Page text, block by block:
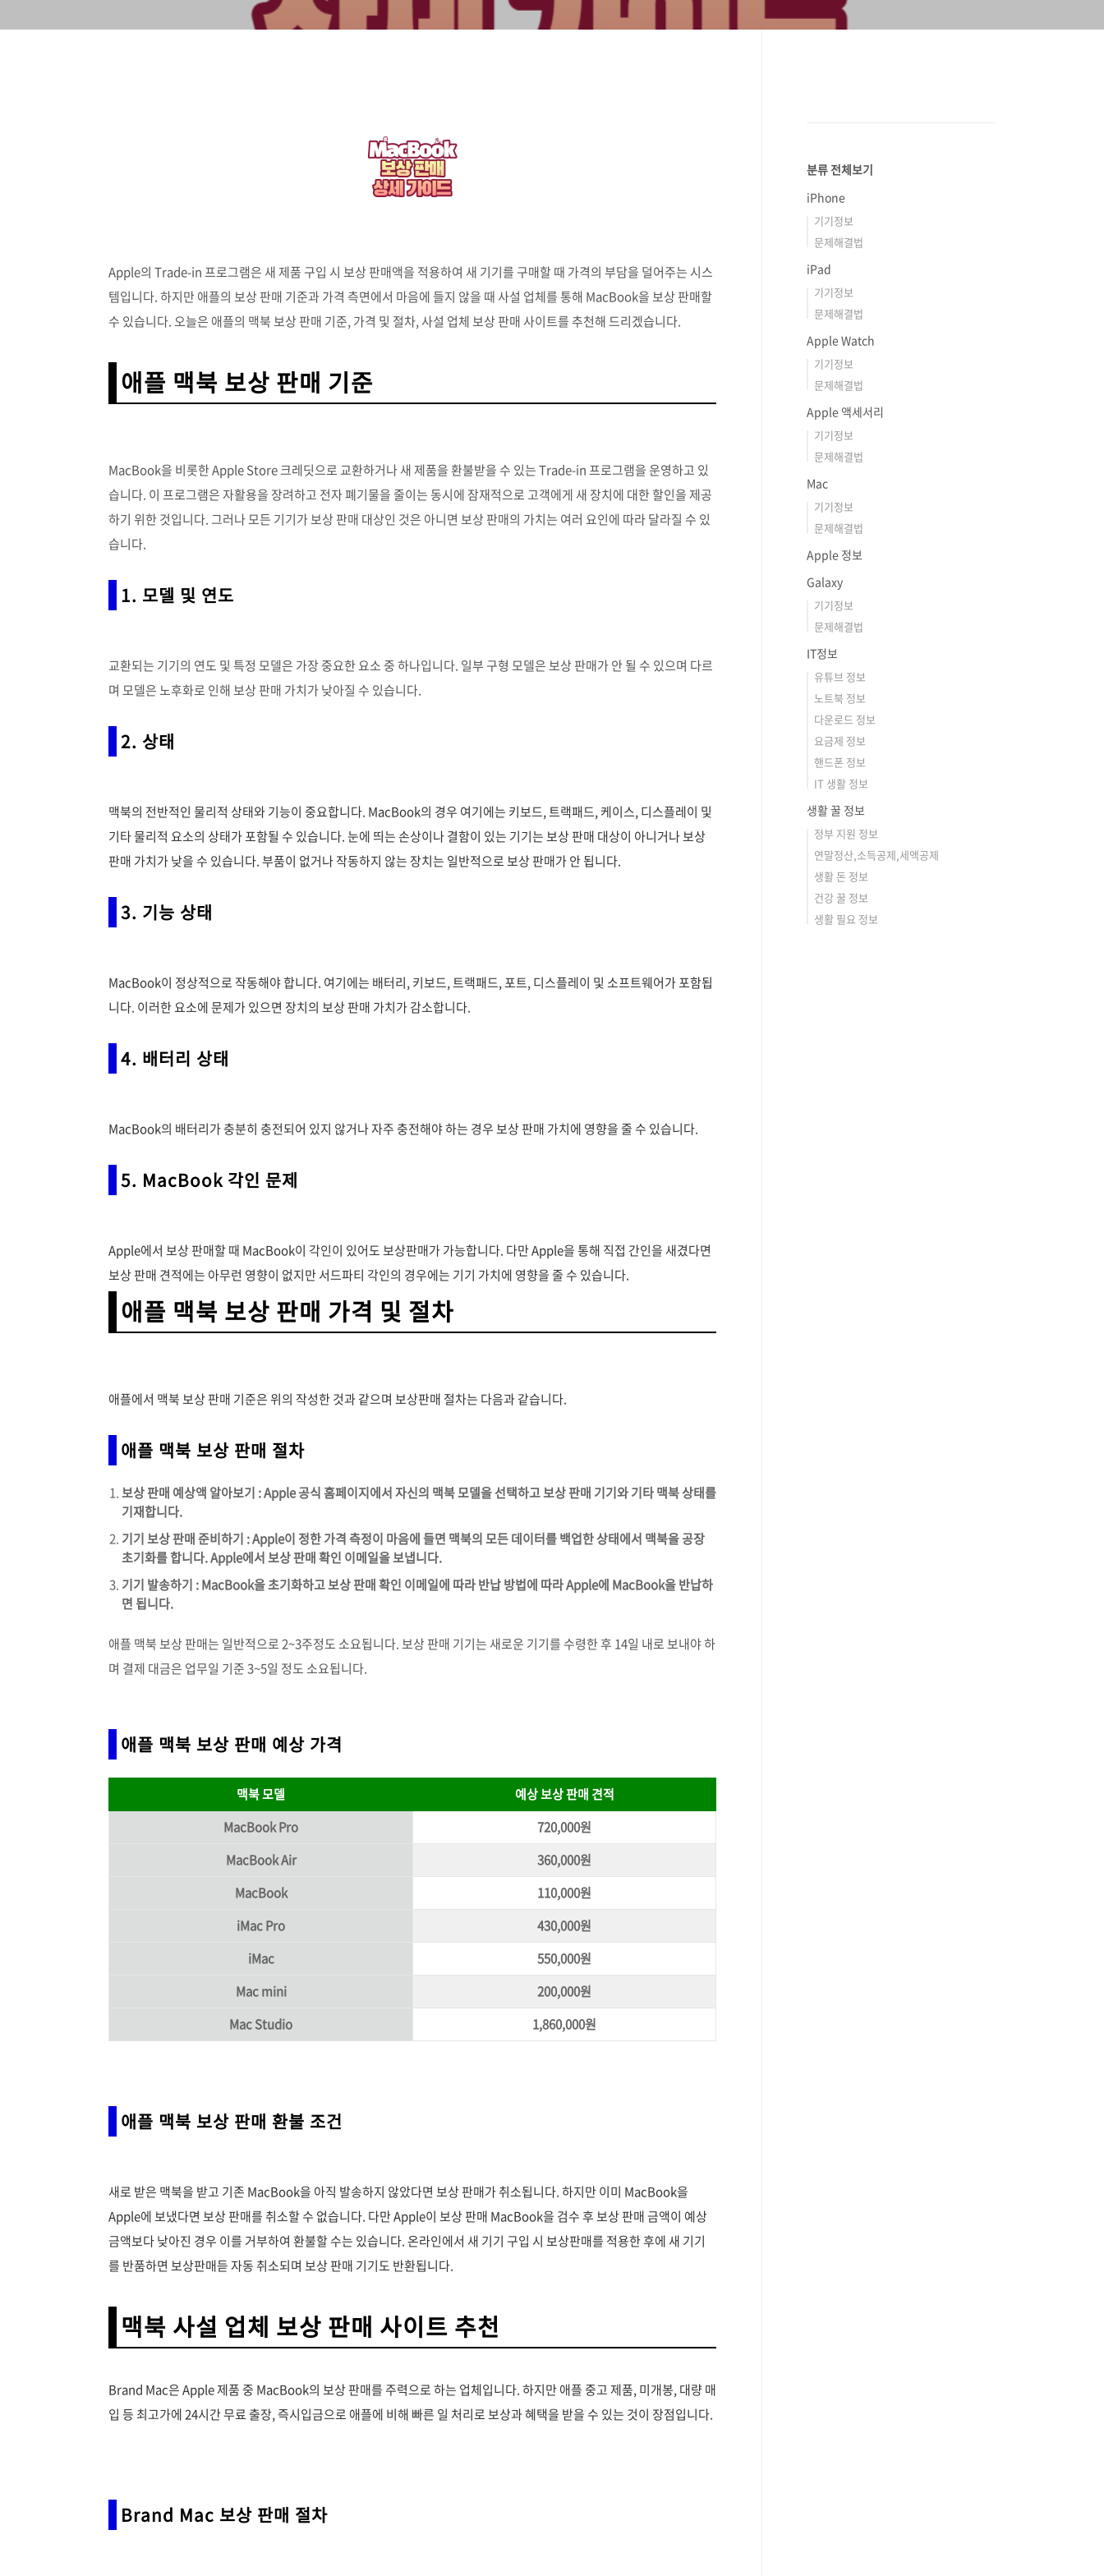
Apple의 Trade-in 프로그램은 새 제품 구입 시 보상 판매액을 적용하여 새 기기를 구매할 때 가격의 부담을 덜어주는 시스
템입니다. 하지만 애플의 보상 판매 기준과 가격 측면에서 마음에 들지 않을 때 사설 업체를 통해 MacBook을 보상 판매할
수 있습니다. 오늘은 애플의 맥북 보상 판매 기준, 가격 및 절차, 사설 업체 보상 판매 사이트를 추천해 드리겠습니다.
애플 맥북 보상 판매 기준
MacBook을 비롯한 Apple Store 크레딧으로 교환하거나 새 제품을 환불받을 수 있는 Trade-in 프로그램을 운영하고 있
습니다. 이 프로그램은 자활용을 장려하고 전자 폐기물을 줄이는 동시에 잠재적으로 고객에게 새 장치에 대한 할인을 제공
하기 위한 것입니다. 그러나 모든 기기가 보상 판매 대상인 것은 아니면 보상 판매의 가치는 여러 요인에 따라 달라질 수 있
습니다.
1. 모델 및 연도
교환되는 기기의 연도 및 특정 모델은 가장 중요한 요소 중 하나입니다. 일부 구형 모델은 보상 판매가 안 될 수 있으며 다르
며 모델은 노후화로 인해 보상 판매 가치가 낮아질 수 있습니다.
2. 상태
맥북의 전반적인 물리적 상태와 기능이 중요합니다. MacBook의 경우 여기에는 키보드, 트랙패드, 케이스, 디스플레이 및
기타 물리적 요소의 상태가 포함될 수 있습니다. 눈에 띄는 손상이나 결함이 있는 기기는 보상 판매 대상이 아니거나 보상
판매 가치가 낮을 수 있습니다. 부품이 없거나 작동하지 않는 장치는 일반적으로 보상 판매가 안 됩니다.
3. 기능 상태
MacBook이 정상적으로 작동해야 합니다. 여기에는 배터리, 키보드, 트랙패드, 포트, 디스플레이 및 소프트웨어가 포함됩
니다. 이러한 요소에 문제가 있으면 장치의 보상 판매 가치가 감소합니다.
4. 배터리 상태
MacBook의 배터리가 충분히 충전되어 있지 않거나 자주 충전해야 하는 경우 보상 판매 가치에 영향을 줄 수 있습니다.
5. MacBook 각인 문제
Apple에서 보상 판매할 때 MacBook이 각인이 있어도 보상판매가 가능합니다. 다만 Apple을 통해 직접 간인을 새겼다면
보상 판매 견적에는 아무런 영향이 없지만 서드파티 각인의 경우에는 기기 가치에 영향을 줄 수 있습니다.
애플 맥북 보상 판매 가격 및 절차
애플에서 맥북 보상 판매 기준은 위의 작성한 것과 같으며 보상판매 절차는 다음과 같습니다.
애플 맥북 보상 판매 절차
보상 판매 예상액 알아보기 : Apple 공식 홈페이지에서 자신의 맥북 모델을 선택하고 보상 판매 기기와 기타 맥북 상태를
기재합니다.
기기 보상 판매 준비하기 : Apple이 정한 가격 측정이 마음에 들면 맥북의 모든 데이터를 백업한 상태에서 맥북을 공장
초기화를 합니다. Apple에서 보상 판매 확인 이메일을 보냅니다.
기기 발송하기 : MacBook을 초기화하고 보상 판매 확인 이메일에 따라 반납 방법에 따라 Apple에 MacBook을 반납하
면 됩니다.
애플 맥북 보상 판매는 일반적으로 2~3주정도 소요됩니다. 보상 판매 기기는 새로운 기기를 수령한 후 14일 내로 보내야 하
며 결제 대금은 업무일 기준 3~5일 정도 소요됩니다.
애플 맥북 보상 판매 예상 가격
맥북 모델
예상 보상 판매 견적
MacBook Pro
720,000원
MacBook Air
360,000원
MacBook
110,000원
iMac Pro
430,000원
iMac
550,000원
Mac mini
200,000원
Mac Studio
1,860,000원
애플 맥북 보상 판매 환불 조건
새로 받은 맥북을 받고 기존 MacBook을 아직 발송하지 않았다면 보상 판매가 취소됩니다. 하지만 이미 MacBook을
Apple에 보냈다면 보상 판매를 취소할 수 없습니다. 다만 Apple이 보상 판매 MacBook을 검수 후 보상 판매 금액이 예상
금액보다 낮아진 경우 이를 거부하여 환불할 수는 있습니다. 온라인에서 새 기기 구입 시 보상판매를 적용한 후에 새 기기
를 반품하면 보상판매듣 자동 취소되며 보상 판매 기기도 반환됩니다.
맥북 사설 업체 보상 판매 사이트 추천
Brand Mac은 Apple 제품 중 MacBook의 보상 판매를 주력으로 하는 업체입니다. 하지만 애플 중고 제품, 미개봉, 대량 매
입 등 최고가에 24시간 무료 출장, 즉시입금으로 애플에 비해 빠른 일 처리로 보상과 혜택을 받을 수 있는 것이 장점입니다.
Brand Mac 보상 판매 절차
분류 전체보기
iPhone
기기정보
문제해결법
iPad
기기정보
문제해결법
Apple Watch
기기정보
문제해결법
Apple 액세서리
기기정보
문제해결법
Mac
기기정보
문제해결법
Apple 정보
Galaxy
기기정보
문제해결법
IT정보
유튜브 정보
노트북 정보
다운로드 정보
요금제 정보
핸드폰 정보
IT 생활 정보
생활 꿀 정보
정부 지원 정보
연말정산,소득공제,세액공제
생활 돈 정보
건강 꿀 정보
생활 필요 정보